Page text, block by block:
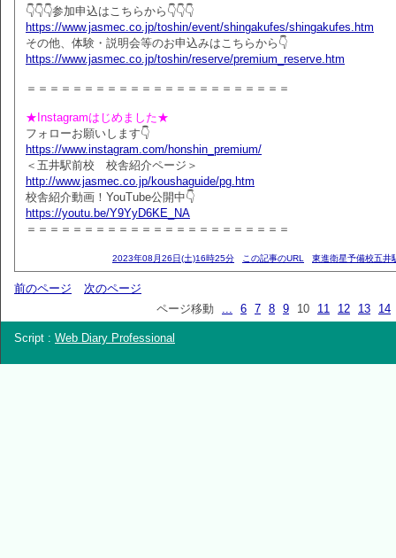
👇👇👇参加申込はこちらから👇👇👇
https://www.jasmec.co.jp/toshin/event/shingakufes/shingakufes.htm
その他、体験・説明会等のお申込みはこちらから👇
https://www.jasmec.co.jp/toshin/reserve/premium_reserve.htm
＝＝＝＝＝＝＝＝＝＝＝＝＝＝＝＝＝＝＝＝＝＝＝
★Instagramはじめました★
フォローお願いします👇
https://www.instagram.com/honshin_premium/
＜五井駅前校 校舎紹介ページ＞
http://www.jasmec.co.jp/koushaguide/pg.htm
校舎紹介動画！YouTube公開中👇
https://youtu.be/Y9YyD6KE_NA
＝＝＝＝＝＝＝＝＝＝＝＝＝＝＝＝＝＝＝＝＝＝＝
2023年08月26日(土)16時25分 この記事のURL 東進衛星予備校五井
前のページ
次のページ
ページ移動
... 6 7 8 9 10 11 12 13 14
Script : Web Diary Professional